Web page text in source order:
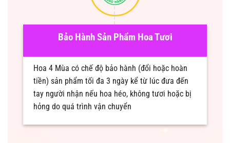
Bảo Hành Sản Phẩm Hoa Tươi
Hoa 4 Mùa có chế độ bảo hành (đổi hoặc hoàn
tiền) sản phẩm tối đa 3 ngày kể từ lúc đưa đến
tay người nhận nếu hoa héo, không tươi hoặc bị
hỏng do quá trình vận chuyển